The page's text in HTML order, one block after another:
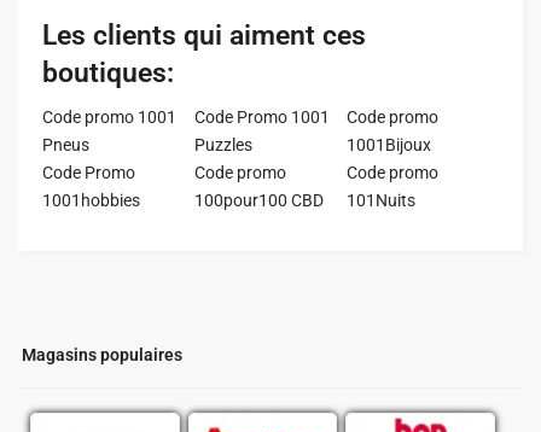
Magasins populaires
Les clients qui aiment ces
boutiques:
Code promo 1001
Pneus
Code Promo 1001
Puzzles
Code promo
1001Bijoux
Code Promo
1001hobbies
Code promo
100pour100 CBD
Code promo
101Nuits